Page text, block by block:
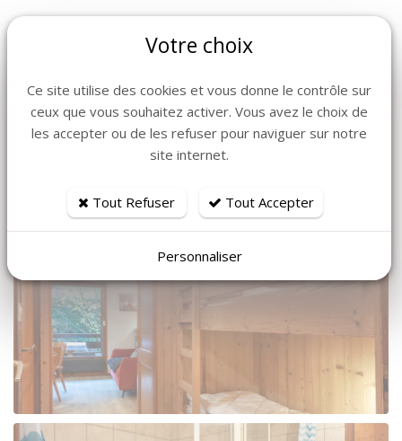
Votre choix
Ce site utilise des cookies et vous donne le contrôle sur
ceux que vous souhaitez activer. Vous avez le choix de
les accepter ou de les refuser pour naviguer sur notre
site internet.
Tout Refuser Tout Accepter
Personnaliser